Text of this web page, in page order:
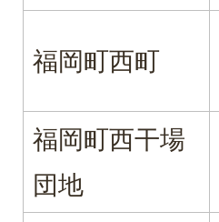
福岡町西町
福岡町西干場
団地